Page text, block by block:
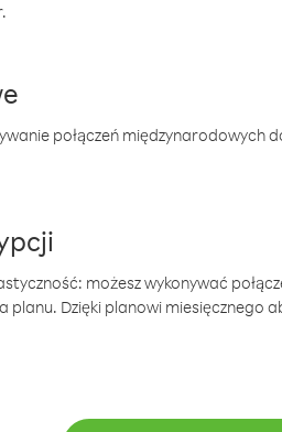
połączeń międzynarodowych
możesz wykonywać
Dzięki planowi miesięcznego